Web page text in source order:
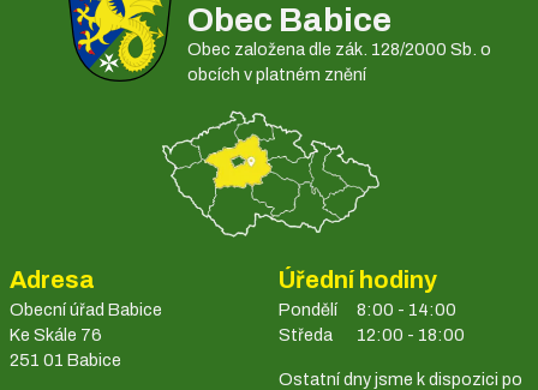
Obec Babice
Obec založena dle zák. 128/2000 Sb. o
obcích v platném znění
Adresa
Obecní úřad Babice
Ke Skále 76
251 01 Babice
Úřední hodiny
Pondělí
Středa
8:00 - 14:00
12:00 - 18:00
Ostatní dny jsme k dispozici po